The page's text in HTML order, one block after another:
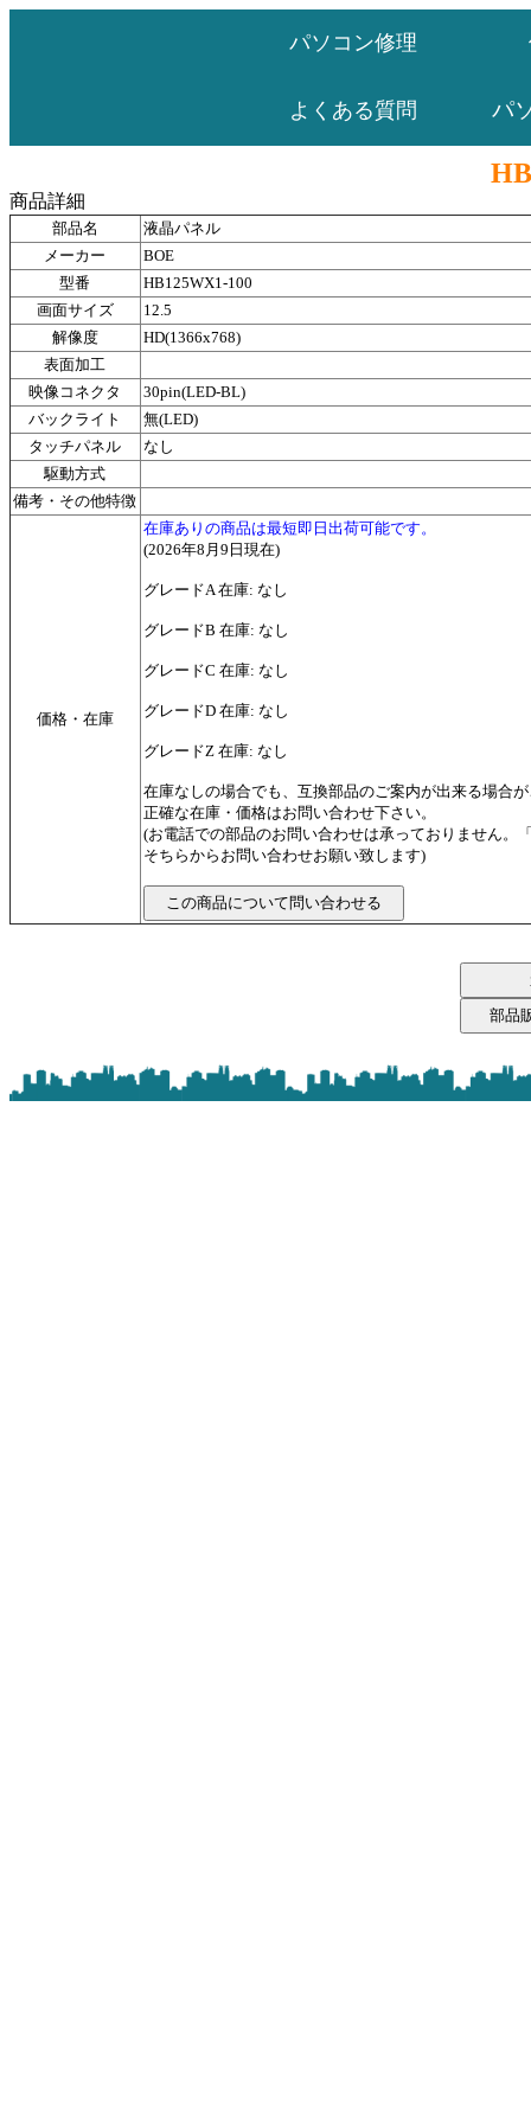
パソコン修理
よくある質問 パ
商品詳細
部品名
液晶パネル
メーカー
BOE
型番
HB125WX1-100
画面サイズ
12.5
解像度
HD(1366x768)
表面加工
映像コネクタ
30pin(LED-BL)
バックライト
無(LED)
タッチパネル
なし
駆動方式
備考・その他特徴
価格・在庫
在庫ありの商品は最短即日出荷可能です。
(2026年8月9日現在)
グレードA 在庫: なし
グレードB 在庫: なし
グレードC 在庫: なし
グレードD 在庫: なし
グレードZ 在庫: なし
在庫なしの場合でも、互換部品のご案内が出来る場合
正確な在庫・価格はお問い合わせ下さい。
(お電話での部品のお問い合わせは承っておりません。
そちらからお問い合わせお願い致します)